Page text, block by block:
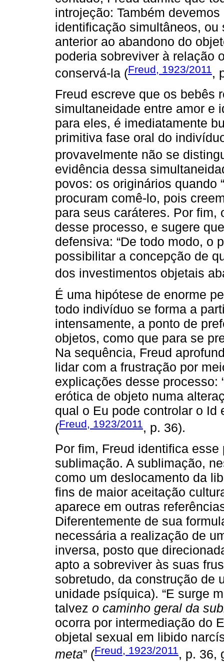
introjeção: Também
identificação simultâneos,
anterior ao abandono do
poderia sobreviver à relação
conservá-la (Freud, 1923/2011 ,
Freud escreve que os bebês
simultaneidade entre amor e
para eles, é imediatamente
primitiva fase oral do
provavelmente não se
evidência dessa
povos: os originários quando
procuram comê-lo, pois
para seus caráteres. Por fim,
desse processo, e sugere
defensiva: “De todo modo, o
possibilitar a concepção de
dos investimentos objetais
É uma hipótese de enorme
todo indivíduo se forma a
intensamente, a ponto de
objetos, como que para se
Na sequência, Freud
lidar com a frustração por
explicações desse processo:
erótica de objeto numa
qual o Eu pode controlar o Id
(Freud, 1923/2011, p. 36).
Por fim, Freud identifica
sublimação. A sublimação,
como um deslocamento da
fins de maior aceitação
aparece em outras
Diferentemente de sua
necessária a realização de
inversa, posto que
apto a sobreviver às suas
sobretudo, da construção de
unidade psíquica). “E surge
talvez o caminho geral da
ocorra por intermediação do
objetal sexual em libido
meta” (Freud, 1923/2011, p. 36,